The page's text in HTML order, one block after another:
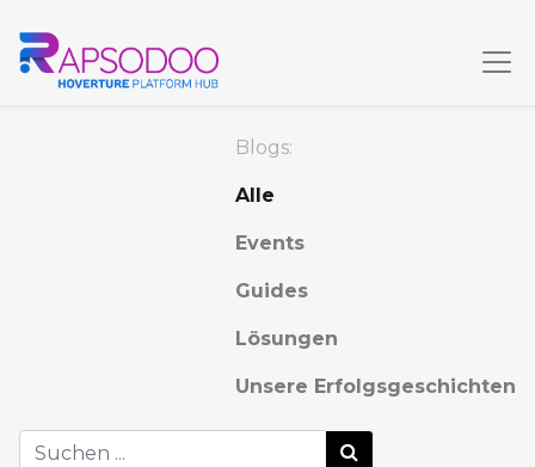
Blogs:
Alle
Events
Guides
Lösungen
Unsere Erfolgsgeschichten